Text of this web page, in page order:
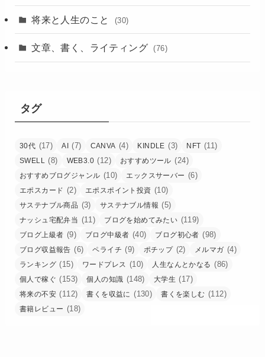
将来と人生のこと (30)
文章、書く、ライティング (76)
タグ
30代 (17) AI (7) CANVA (4) KINDLE (3) NFT (11)
SWELL (8) WEB3.0 (12) おすすめツール (24)
おすすめブログジャンル (10) エックスサーバー (6)
エポスカード (2) エポスポイント投資 (10)
サステナブル商品 (3) サステナブル情報 (5)
ナッシュ宅配弁当 (11) ブログを始めてみたい (119)
ブログ上級者 (9) ブログ中級者 (40) ブログ初心者 (98)
ブログ収益報告 (6) ペライチ (9) ポチップ (2) メルマガ (4)
ランキング (15) ワードプレス (10) 人生なんとかなる (86)
個人で稼ぐ (153) 個人の知識 (148) 大学生 (17)
将来の不安 (112) 書くを収益に (130) 書くを楽しむ (112)
書籍レビュー (18)